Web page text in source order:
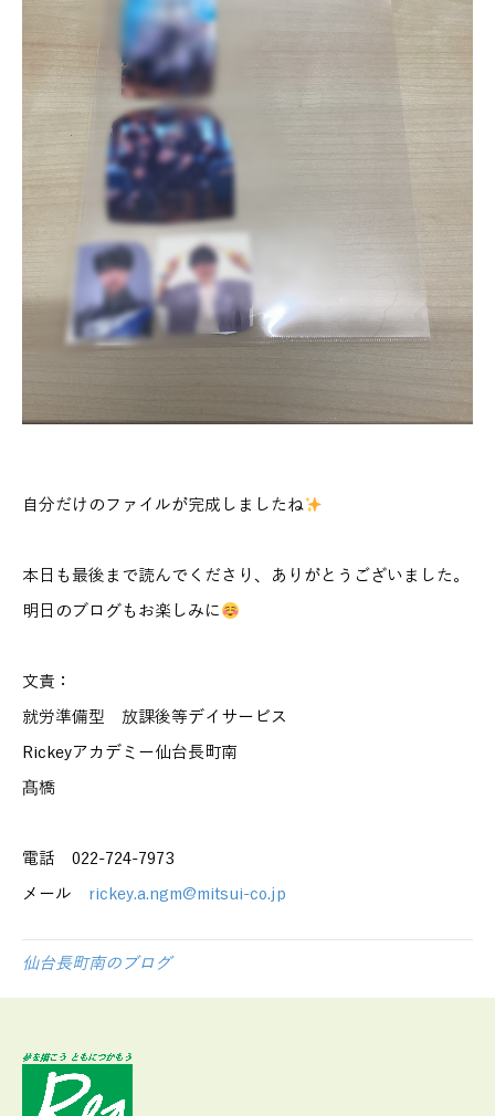
自分だけのファイルが完成しましたね
本日も最後まで読んでくださり、ありがとうございました。
明日のブログもお楽しみに
文責：
就労準備型 放課後等デイサービス
Rickeyアカデミー仙台長町南
髙橋
電話 022-724-7973
メール rickey.a.ngm@mitsui-co.jp
仙台長町南のブログ